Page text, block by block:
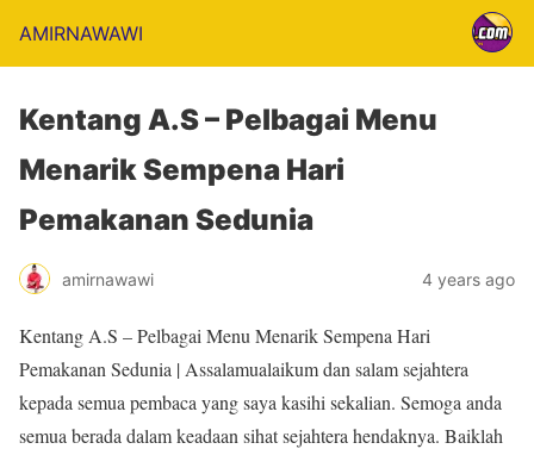
AMIRNAWAWI
Kentang A.S – Pelbagai Menu
Menarik Sempena Hari
Pemakanan Sedunia
amirnawawi 4 years ago
Kentang A.S – Pelbagai Menu Menarik Sempena Hari
Pemakanan Sedunia | Assalamualaikum dan salam sejahtera
kepada semua pembaca yang saya kasihi sekalian. Semoga anda
semua berada dalam keadaan sihat sejahtera hendaknya. Baiklah